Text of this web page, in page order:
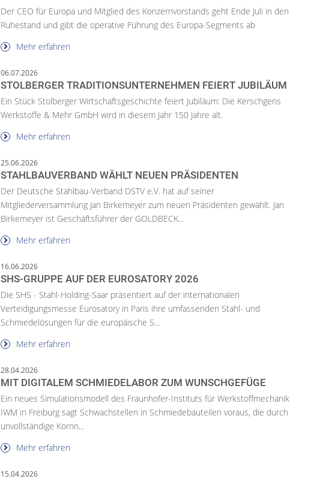
Der CEO für Europa und Mitglied des Konzernvorstands geht Ende Juli in den
Ruhestand und gibt die operative Führung des Europa-Segments ab
Mehr erfahren
06.07.2026
STOLBERGER TRADITIONSUNTERNEHMEN FEIERT JUBILÄUM
Ein Stück Stolberger Wirtschaftsgeschichte feiert Jubiläum: Die Kerschgens
Werkstoffe & Mehr GmbH wird in diesem Jahr 150 Jahre alt.
Mehr erfahren
25.06.2026
STAHLBAUVERBAND WÄHLT NEUEN PRÄSIDENTEN
Der Deutsche Stahlbau-Verband DSTV e.V. hat auf seiner
Mitgliederversammlung Jan Birkemeyer zum neuen Präsidenten gewählt. Jan
Birkemeyer ist Geschäftsführer der GOLDBECK...
Mehr erfahren
16.06.2026
SHS-GRUPPE AUF DER EUROSATORY 2026
Die SHS - Stahl-Holding-Saar präsentiert auf der internationalen
Verteidigungsmesse Eurosatory in Paris ihre umfassenden Stahl- und
Schmiedelösungen für die europäische S...
Mehr erfahren
28.04.2026
MIT DIGITALEM SCHMIEDELABOR ZUM WUNSCHGEFÜGE
Ein neues Simulationsmodell des Fraunhofer-Instituts für Werkstoffmechanik
IWM in Freiburg sagt Schwachstellen in Schmiedebauteilen voraus, die durch
unvollständige Kornn...
Mehr erfahren
15.04.2026